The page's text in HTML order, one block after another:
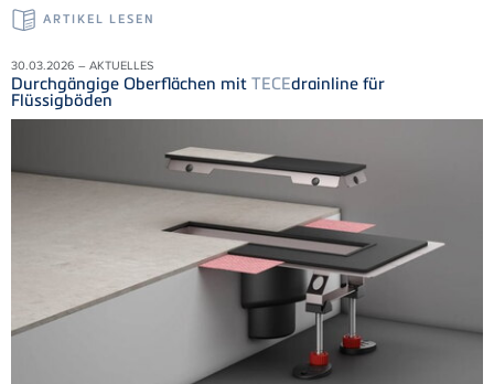
ARTIKEL LESEN
30.03.2026 – AKTUELLES
Durchgängige Oberflächen mit TECEdrainline für
Flüssigböden